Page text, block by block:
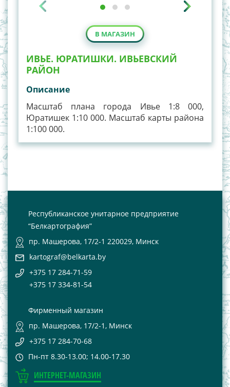
В МАГАЗИН
ИВЬЕ. ЮРАТИШКИ. ИВЬЕВСКИЙ
РАЙОН
Описание
Масштаб плана города Ивье 1:8 000,
Юратишек 1:10 000. Масштаб карты района
1:100 000.
Республиканское унитарное предприятие
“Белкартография”
пр. Машерова, 17/2-1 220029, Минск
kartograf@belkarta.by
+375 17 284-71-59
+375 17 334-81-54
Фирменный магазин
пр. Машерова, 17/2-1, Минск
+375 17 284-70-68
Пн-пт 8.30-13.00; 14.00-17.30
ИНТЕРНЕТ-МАГАЗИН